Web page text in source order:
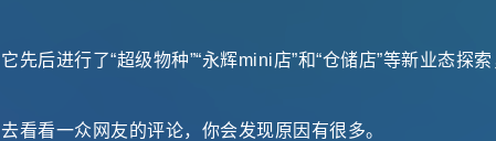
它先后进行了“超级物种”“永辉mini店”和“仓储店”等新业态探
去看看一众网友的评论，你会发现原因有很多。